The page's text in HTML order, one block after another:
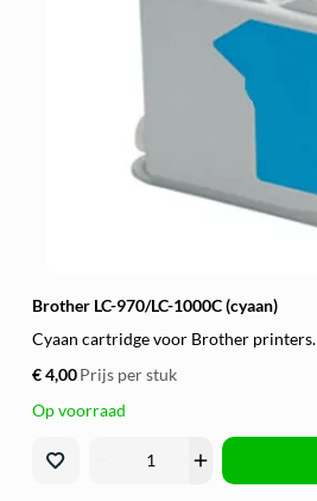
Brother LC-970/LC-1000C (cyaan)
Cyaan cartridge voor Brother printers.
€ 4,00Prijs per stuk
Op voorraad
add